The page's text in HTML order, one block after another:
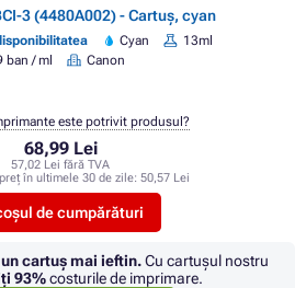
3 (4480A002) - Cartuș, cyan
Cyan
13ml
ban / ml
Canon
68,99 Lei
57,02 Lei fără TVA
în ultimele 30 de zile: 50,57 Lei
de cumpărături
este potrivit produsul?
cartuș mai ieftin.Cu cartuşul nostru
93%costurile de imprimare.